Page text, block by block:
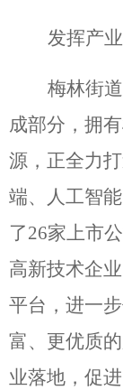
发挥产
梅林街
成部分，拥
源，正全力
端、人工智
了26家上市
高新技术企
平台，进一
富、更优质
业落地，促